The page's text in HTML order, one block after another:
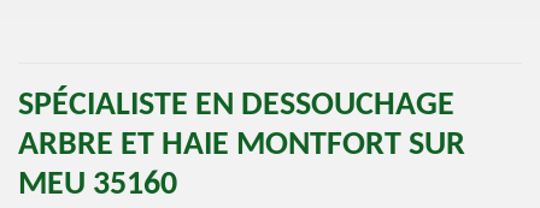
SPÉCIALISTE EN DESSOUCHAGE
ARBRE ET HAIE MONTFORT SUR
MEU 35160